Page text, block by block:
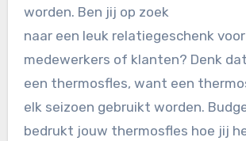
worden. Ben jij op zoek
naar een leuk relatiegeschenk
medewerkers of klanten? Denk
een thermosfles, want een
elk seizoen gebruikt worden.
bedrukt jouw thermosfles hoe jij